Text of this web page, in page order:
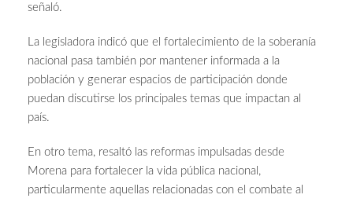
señaló.
La legisladora indicó que el fortalecimiento de la soberanía
nacional pasa también por mantener informada a la
población y generar espacios de participación donde
puedan discutirse los principales temas que impactan al
país.
En otro tema, resaltó las reformas impulsadas desde
Morena para fortalecer la vida pública nacional,
particularmente aquellas relacionadas con el combate al